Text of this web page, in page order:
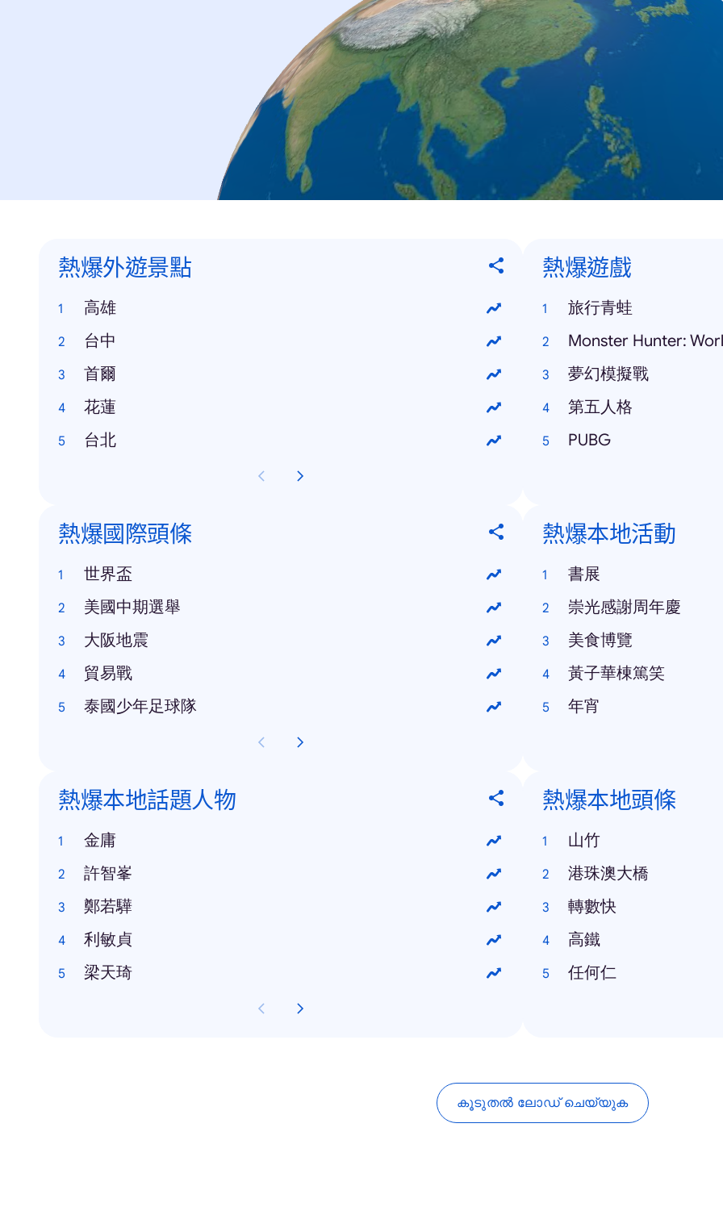
熱爆外遊景點
高雄
台中
首爾
花蓮
台北
熱爆遊戲
旅行青蛙
Monster Hunter:
夢幻模擬戰
第五人格
PUBG
熱爆國際頭條
世界盃
美國中期選舉
大阪地震
貿易戰
泰國少年足球隊
熱爆本地活動
書展
崇光感謝周年慶
美食博覽
黃子華棟篤笑
年宵
熱爆本地話題人物
金庸
許智峯
鄭若驊
利敏貞
梁天琦
熱爆本地頭條
山竹
港珠澳大橋
轉數快
高鐵
任何仁
കൂടുതൽ ലോഡ് ചെയ്യുക